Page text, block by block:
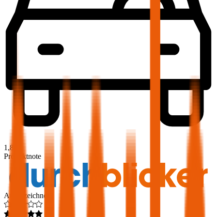
1,8
Produktnote
Ausgezeichnet